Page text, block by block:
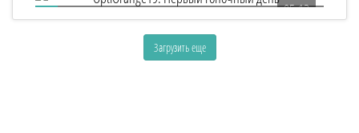
05:13
OptiOrange19. Первый гоночный день
Загрузить еще